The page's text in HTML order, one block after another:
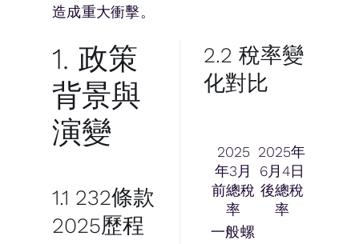
造成重大衝擊。
1. 政策
背景與
演變
1.1 232條款
2025歷程
2.2 稅率變
化對比
2025
年3月
前總稅
率
2025年
6月4日
後總稅
率
一般螺